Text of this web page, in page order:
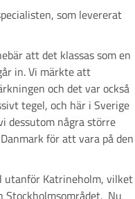
som levererat
att det klassas som en
in. Vi märkte att
och det var också
tegel, och här i Sverige
dessutom några större
för att vara på den
utanför Katrineholm, vilket
Stockholmsområdet. Nu